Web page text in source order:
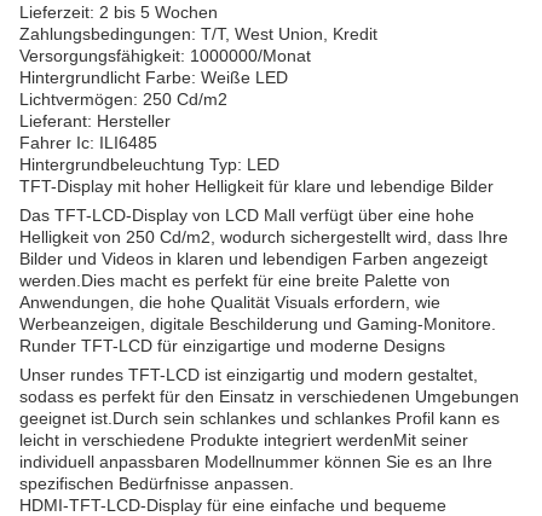
Lieferzeit: 2 bis 5 Wochen
Zahlungsbedingungen: T/T, West Union, Kredit
Versorgungsfähigkeit: 1000000/Monat
Hintergrundlicht Farbe: Weiße LED
Lichtvermögen: 250 Cd/m2
Lieferant: Hersteller
Fahrer Ic: ILI6485
Hintergrundbeleuchtung Typ: LED
TFT-Display mit hoher Helligkeit für klare und lebendige Bilder
Das TFT-LCD-Display von LCD Mall verfügt über eine hohe
Helligkeit von 250 Cd/m2, wodurch sichergestellt wird, dass Ihre
Bilder und Videos in klaren und lebendigen Farben angezeigt
werden.Dies macht es perfekt für eine breite Palette von
Anwendungen, die hohe Qualität Visuals erfordern, wie
Werbeanzeigen, digitale Beschilderung und Gaming-Monitore.
Runder TFT-LCD für einzigartige und moderne Designs
Unser rundes TFT-LCD ist einzigartig und modern gestaltet,
sodass es perfekt für den Einsatz in verschiedenen Umgebungen
geeignet ist.Durch sein schlankes und schlankes Profil kann es
leicht in verschiedene Produkte integriert werdenMit seiner
individuell anpassbaren Modellnummer können Sie es an Ihre
spezifischen Bedürfnisse anpassen.
HDMI-TFT-LCD-Display für eine einfache und bequeme